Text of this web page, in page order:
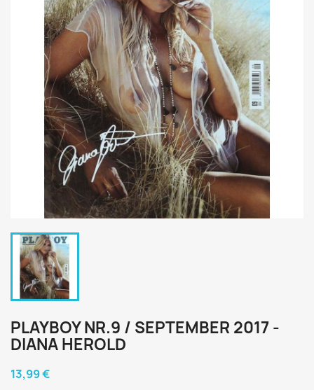
PLAYBOY NR.9 / SEPTEMBER 2017 -
DIANA HEROLD
13,99 €